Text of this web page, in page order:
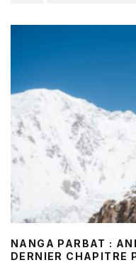
NANGA PARBAT :
DERNIER CHAPITRE